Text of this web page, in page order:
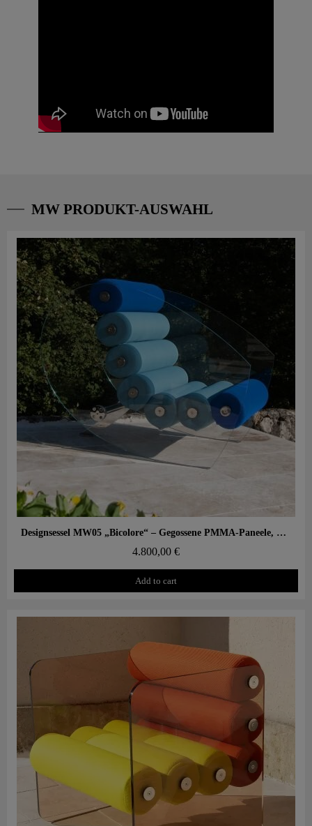
MW PRODUKT-AUSWAHL
Aperçu rapide Designsessel MW05 „Bicolore“ – Gegossene PMMA-Paneele, Sitz aus offenporigem Schaum
4.800,00 €
Add to cart